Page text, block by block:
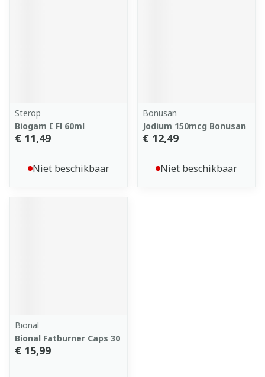
Sterop
Biogam I Fl 60ml
€ 11,49
Niet beschikbaar
Bonusan
Jodium 150mcg Bonusan
€ 12,49
Niet beschikbaar
Bional
Bional Fatburner Caps 30
€ 15,99